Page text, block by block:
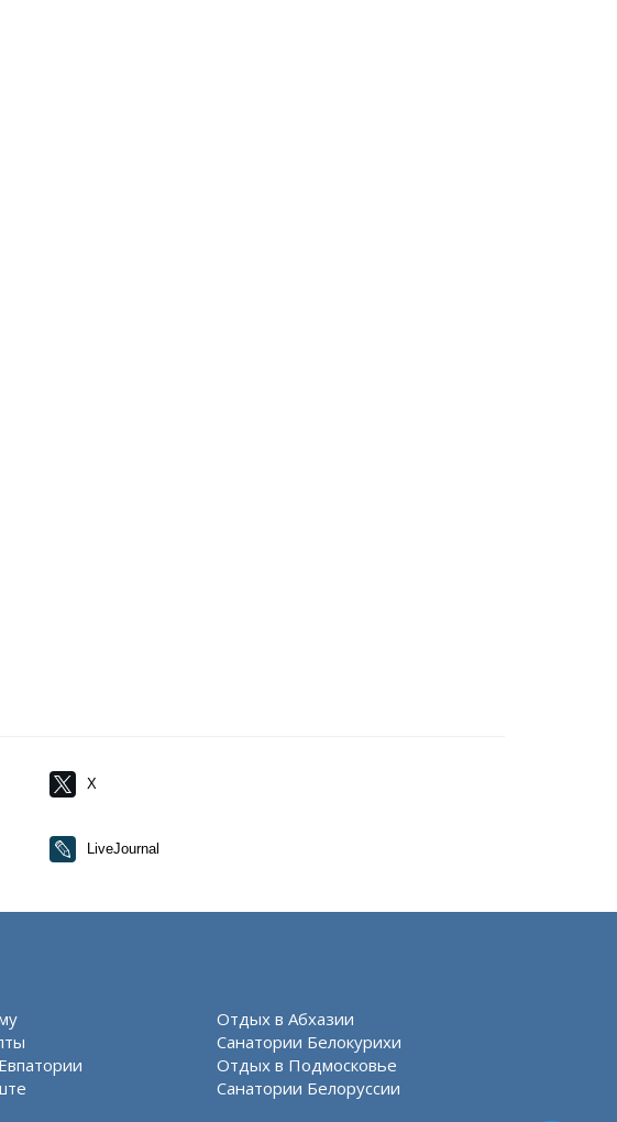
X
LiveJournal
Отдых в Абхазии
Санатории Белокурихи
Отдых в Подмосковье
Санатории Белоруссии